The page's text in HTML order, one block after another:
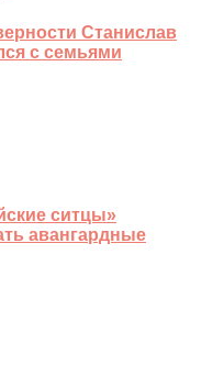
Станислав
с семьями
ситцы»
авангардные